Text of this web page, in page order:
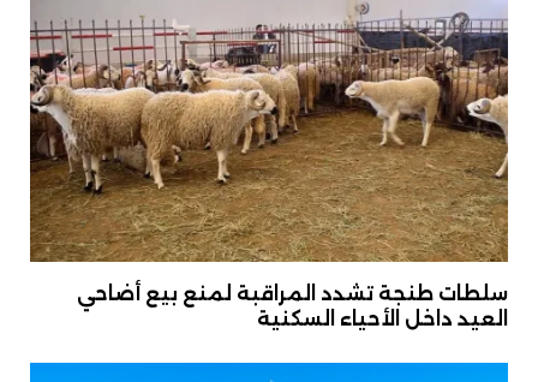
سلطات طنجة تشدد المراقبة لمنع بيع أضاحي
العيد داخل الأحياء السكنية